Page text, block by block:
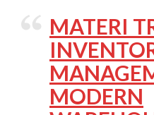
MATERI
MODERN